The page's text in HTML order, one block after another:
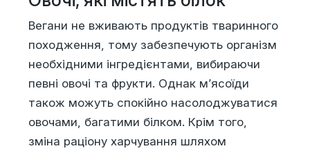
Вегани не вживають продуктів тваринного
походження, тому забезпечують організм
необхідними інгредієнтами, вибираючи
певні овочі та фрукти. Однак м’ясоїди
також можуть спокійно насолоджуватися
овочами, багатими білком. Крім того,
зміна раціону харчування шляхом